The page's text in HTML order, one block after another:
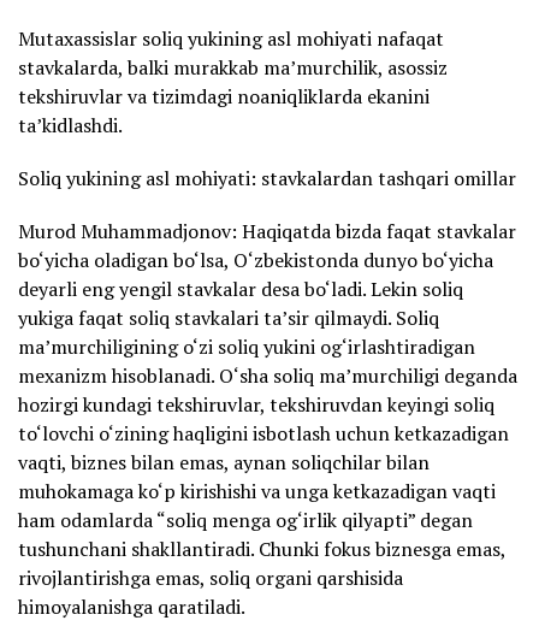
Mutaxassislar soliq yukining asl mohiyati nafaqat
stavkalarda, balki murakkab ma’murchilik, asossiz
tekshiruvlar va tizimdagi noaniqliklarda ekanini
ta’kidlashdi.
Soliq yukining asl mohiyati: stavkalardan tashqari omillar
Murod Muhammadjonov: Haqiqatda bizda faqat stavkalar
bo‘yicha oladigan bo‘lsa, O‘zbekistonda dunyo bo‘yicha
deyarli eng yengil stavkalar desa bo‘ladi. Lekin soliq
yukiga faqat soliq stavkalari ta’sir qilmaydi. Soliq
ma’murchiligining o‘zi soliq yukini og‘irlashtiradigan
mexanizm hisoblanadi. O‘sha soliq ma’murchiligi deganda
hozirgi kundagi tekshiruvlar, tekshiruvdan keyingi soliq
to‘lovchi o‘zining haqligini isbotlash uchun ketkazadigan
vaqti, biznes bilan emas, aynan soliqchilar bilan
muhokamaga ko‘p kirishishi va unga ketkazadigan vaqti
ham odamlarda “soliq menga og‘irlik qilyapti” degan
tushunchani shakllantiradi. Chunki fokus biznesga emas,
rivojlantirishga emas, soliq organi qarshisida
himoyalanishga qaratiladi.